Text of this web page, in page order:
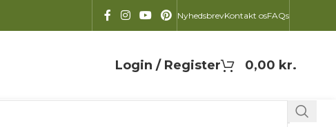
NyhedsbrevKontakt osFAQs
Login / Register 0,00 kr.